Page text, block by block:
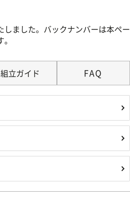
しました。バックナンバーは本ペー
組立ガイド FAQ